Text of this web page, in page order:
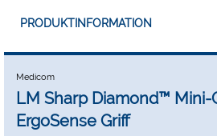
PRODUKTINFORMATION
Medicom
LM Sharp Diamond™
ErgoSense Griff